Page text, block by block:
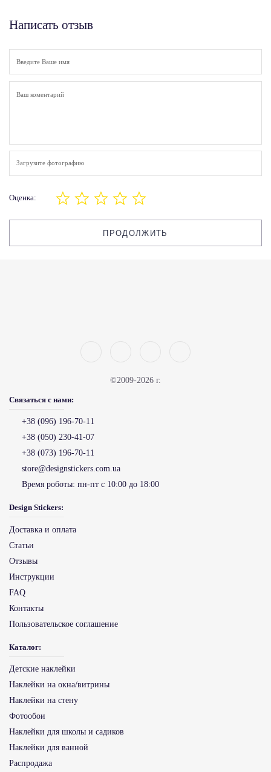
Написать отзыв
Загрузите фотографию
Оценка:
ПРОДОЛЖИТЬ
©2009-2026 г.
Связаться с нами:
+38 (096) 196-70-11
+38 (050) 230-41-07
+38 (073) 196-70-11
store@designstickers.com.ua
Время роботы: пн-пт с 10:00 до 18:00
Design Stickers:
Доставка и оплата
Статьи
Отзывы
Инструкции
FAQ
Контакты
Пользовательское соглашение
Каталог:
Детские наклейки
Наклейки на окна/витрины
Наклейки на стену
Фотообои
Наклейки для школы и садиков
Наклейки для ванной
Распродажа